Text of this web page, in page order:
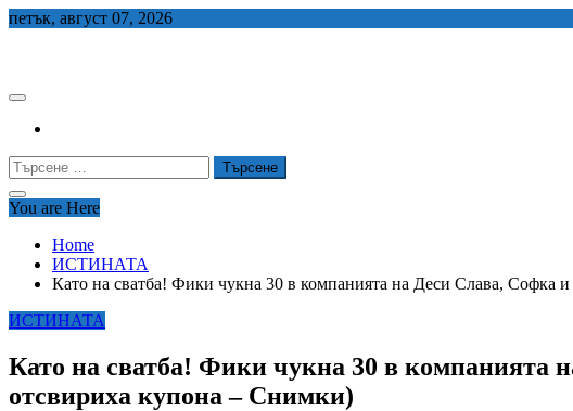
Skip
петък, август 07, 2026
Търсене
за:
You are Here
Home
ИСТИНАТА
Като на сватба! Фики чукна 30 в компанията на Деси Слава, Софка
ИСТИНАТА
Като на сватба! Фики чукна 30 в компанията
отсвириха купона – Снимки)